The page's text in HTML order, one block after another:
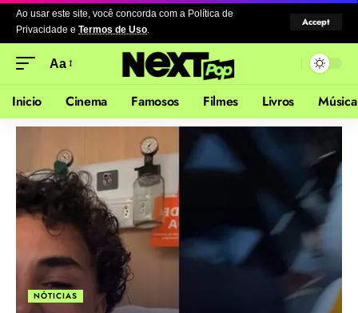
Ao usar este site, você concorda com a Política de
Privacidade e Termos de Uso.
Accept
Aa
Inicio Cinema Famosos Filmes Livros Música
NÓTICIAS